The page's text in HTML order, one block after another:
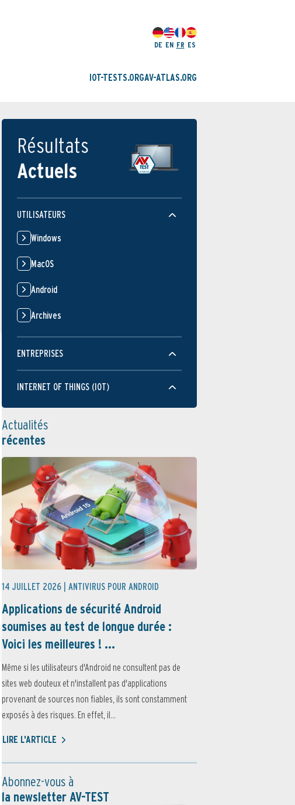
DE EN FR ES
IOT-TESTS.ORGAV-ATLAS.ORG
Résultats
Actuels
UTILISATEURS
Windows
MacOS
Android
Archives
ENTREPRISES
INTERNET OF THINGS (IOT)
Actualités
récentes
14 JUILLET 2026 | ANTIVIRUS POUR ANDROID
Applications de sécurité Android
soumises au test de longue durée :
Voici les meilleures ! ...
Même si les utilisateurs d'Android ne consultent pas de
sites web douteux et n'installent pas d'applications
provenant de sources non fiables, ils sont constamment
exposés à des risques. En effet, il...
LIRE L'ARTICLE
Abonnez-vous à
la newsletter AV-TEST